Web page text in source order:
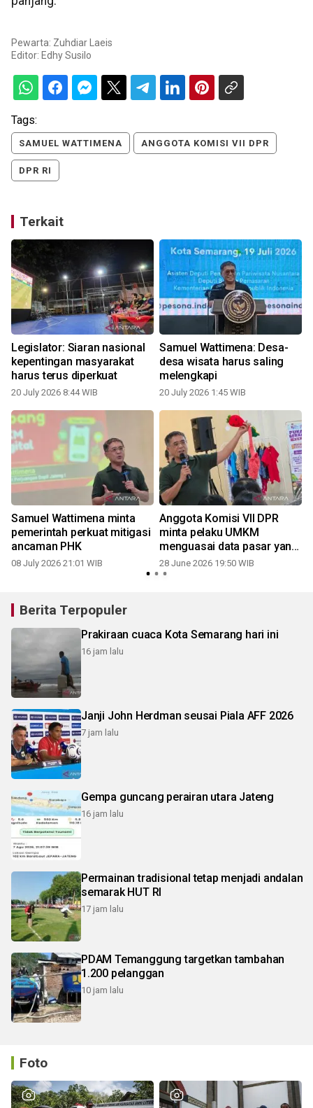
Pewarta: Zuhdiar Laeis
Editor: Edhy Susilo
Tags:
SAMUEL WATTIMENA ANGGOTA KOMISI VII DPR
DPR RI
Terkait
Legislator: Siaran nasional
kepentingan masyarakat
harus terus diperkuat
20 July 2026 8:44 WIB
Samuel Wattimena: Desa-
desa wisata harus saling
melengkapi
20 July 2026 1:45 WIB
Samuel Wattimena minta
pemerintah perkuat mitigasi
ancaman PHK
08 July 2026 21:01 WIB
Anggota Komisi VII DPR
minta pelaku UMKM
menguasai data pasar yang
disasar
28 June 2026 19:50 WIB
Berita Terpopuler
Prakiraan cuaca Kota Semarang hari ini
16 jam lalu
Janji John Herdman seusai Piala AFF 2026
7 jam lalu
Gempa guncang perairan utara Jateng
16 jam lalu
Permainan tradisional tetap menjadi andalan
semarak HUT RI
17 jam lalu
PDAM Temanggung targetkan tambahan
1.200 pelanggan
10 jam lalu
Foto